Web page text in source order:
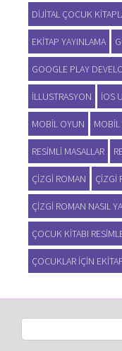
DIJITAL ÇOCUK
EKITAP YAYINLAMA
GOOGLE PLAY
ILLUSTRASYON IOS
MOBIL OYUN
RESIMLI MASALLAR
ÇIZGI ROMAN ÇIZGI
ÇIZGI ROMAN NASIL
ÇOCUK KITABI
ÇOCUKLAR IÇIN